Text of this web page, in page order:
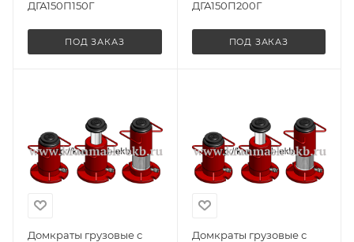
ДГА150П150Г
ПОД ЗАКАЗ
ДГА150П200Г
ПОД ЗАКАЗ
Домкраты грузовые с
Домкраты грузовые с